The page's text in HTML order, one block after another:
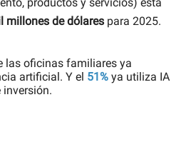
millones de dólares para 2025.
las oficinas familiares ya
artificial. Y el 51% ya utiliza IA
inversión.